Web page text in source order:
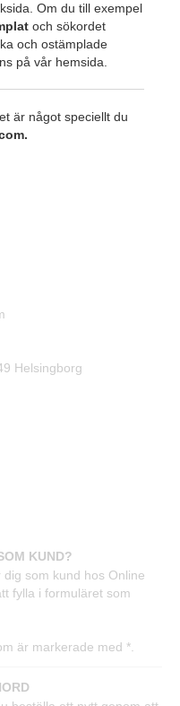
Om du till exempel
och sökordet
och ostämplade
på vår hemsida.
är något speciellt du
.
Helsingborg
KUND?
som kund hos Online
fylla i formuläret som
är markerade med *.